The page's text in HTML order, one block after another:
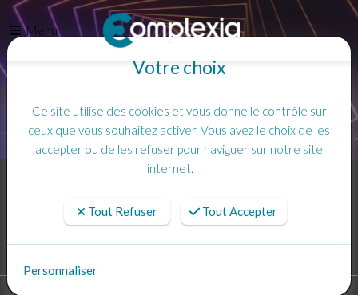
Menu
Votre choix
Ce site utilise des cookies et vous donne le contrôle sur
ceux que vous souhaitez activer. Vous avez le choix de les
accepter ou de les refuser pour naviguer sur notre site
internet.
Tout Refuser Tout Accepter
Personnaliser